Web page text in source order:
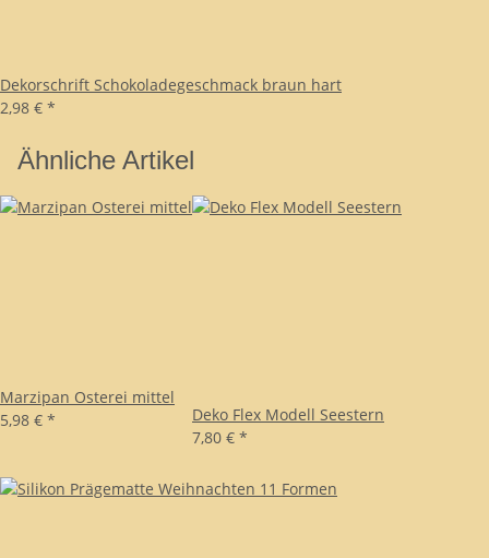
Dekorschrift Schokoladegeschmack braun hart
2,98 € *
Ähnliche Artikel
Marzipan Osterei mittel
5,98 € *
Deko Flex Modell Seestern
7,80 € *